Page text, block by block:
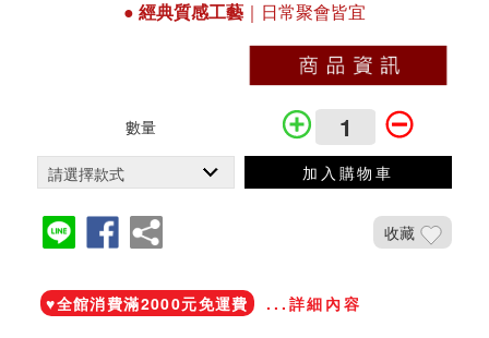
● 經典質感工藝 ｜日常聚會皆宜
數量
加入購物車
收藏
♥️全館消費滿2000元免運費 ...詳細內容